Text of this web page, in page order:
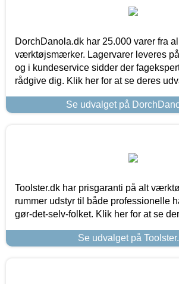
DorchDanola.dk har 25.000 varer fra
værktøjsmærker. Lagervarer leveres
og i kundeservice sidder der
rådgive dig. Klik her for at se deres
Se udvalget på
Toolster.dk har prisgaranti på alt
rummer udstyr til både professionelle
gør-det-selv-folket. Klik her for at se
Se udvalget på